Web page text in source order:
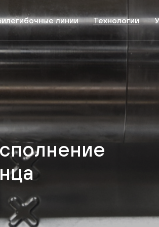
линии
для сельского хозяйства и
для строительства
для элементов электропроводки и
производства металлической мебели
для других отраслей
Технологии
Системы
Универсальная
Встроенные